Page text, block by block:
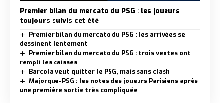
Premier bilan du mercato du PSG : les joueurs
toujours suivis cet été
Premier bilan du mercato du PSG : les arrivées se
dessinent lentement
Premier bilan du mercato du PSG : trois ventes ont
rempli les caisses
Barcola veut quitter le PSG, mais sans clash
Majorque-PSG : les notes des joueurs Parisiens après
une première sortie très compliquée